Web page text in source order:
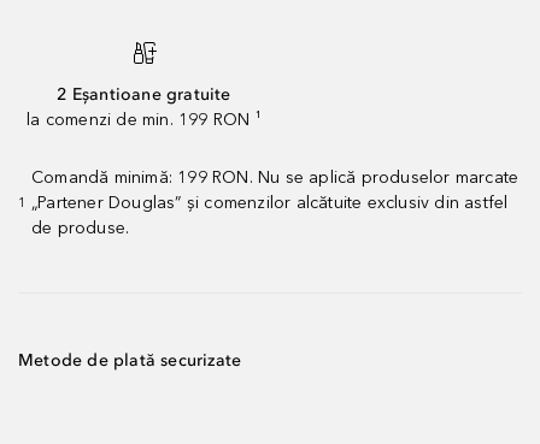
2 Eșantioane gratuite
la comenzi de min. 199 RON ¹
1
Comandă minimă: 199 RON. Nu se aplică produselor marcate
„Partener Douglas” și comenzilor alcătuite exclusiv din astfel
de produse.
Metode de plată securizate